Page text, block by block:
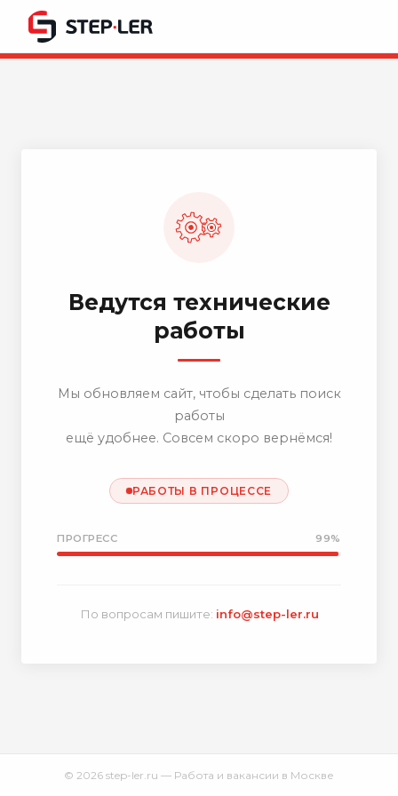
Ведутся технические
работы
Мы обновляем сайт, чтобы сделать поиск
работы
ещё удобнее. Совсем скоро вернёмся!
РАБОТЫ В ПРОЦЕССЕ
ПРОГРЕСС 99%
По вопросам пишите: info@step-ler.ru
© 2026 step-ler.ru — Работа и вакансии в Москве